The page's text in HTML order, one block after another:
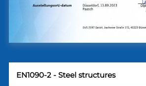
EN1090-2 - Steel structures